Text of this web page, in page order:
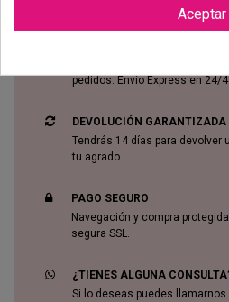
pedidos. Envío Express en 24/
DEVOLUCIÓN GARANTIZADA
Tendrás 14 días para devolver
tu agrado.
PAGO SEGURO
Navegación y compra
segura SSL.
¿TIENES ALGUNA
Si lo deseas puedes llamarnos
Aceptar